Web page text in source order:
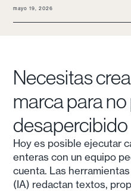
mayo 19, 2026
Necesitas
marca para
desapercibido
Hoy es posible ejecutar
enteras con un equipo
cuenta. Las
(IA) redactan textos,